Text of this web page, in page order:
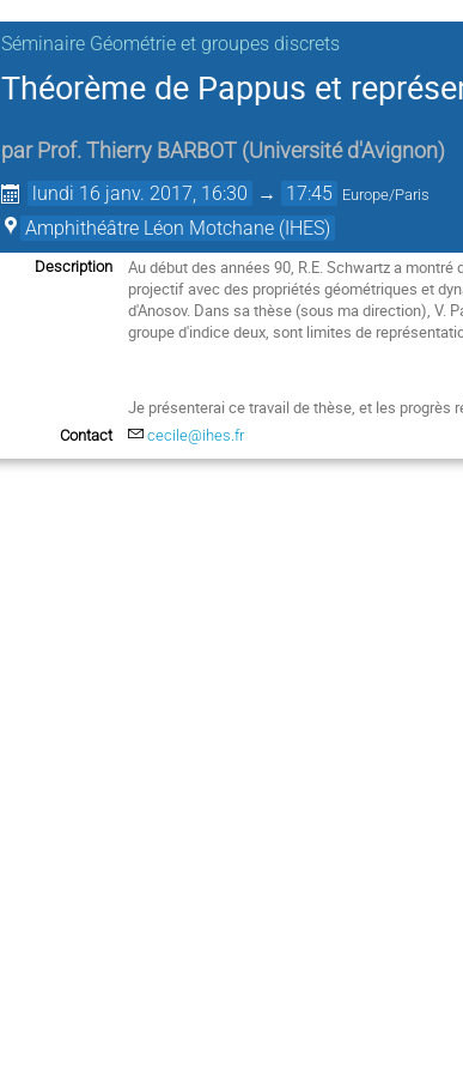
Séminaire Géométrie et groupes discrets
Théorème de Pappus et
par Prof. Thierry BARBOT (Université d'Avignon)
lundi 16 janv. 2017, 16:30 → 17:45 Europe/Paris
Amphithéâtre Léon Motchane (IHES)
Description
Au début des années 90, R.E. Schwartz a
projectif avec des propriétés géométriques et
d'Anosov. Dans sa thèse (sous ma direction), V.
groupe d'indice deux, sont limites de
Je présenterai ce travail de thèse, et les progrès
Contact cecile@ihes.fr